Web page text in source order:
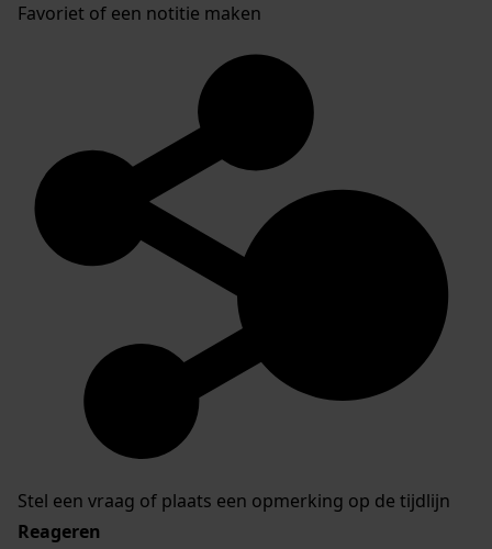
Favoriet of een notitie maken
Stel een vraag of plaats een opmerking op de tijdlijn
Reageren